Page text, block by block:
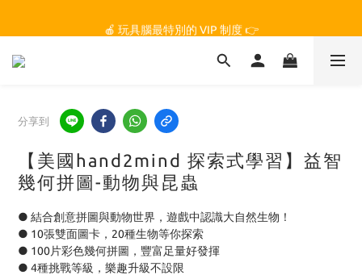
🏆 玩具腦是全台第一個獲得 STEM.org 教育平台
分享到
【美國hand2mind 探索式學習】益智
幾何拼圖-動物與昆蟲
● 結合創意拼圖與動物世界，遊戲中認識大自然生物！
● 10張雙面圖卡，20種生物等你探索
● 100片彩色幾何拼圖，豐富足量好發揮
● 4種挑戰等級，樂趣升級不設限